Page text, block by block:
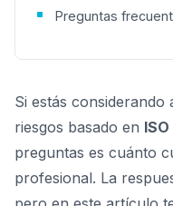
Si estás
riesgos basado en
preguntas es cuánto
profesional. La
Preguntas